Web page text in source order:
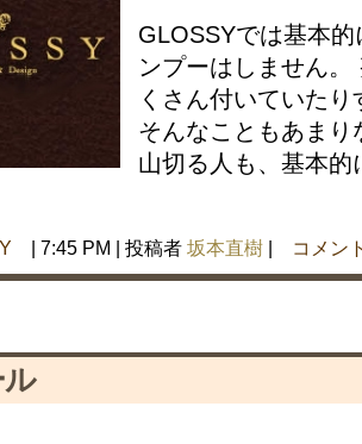
GLOSSYでは基本
ンプーはしません
くさん付いていた
そんなこともあま
山切る人も、基本的
| 7:45 PM | 投稿者 坂本直樹 | コメン